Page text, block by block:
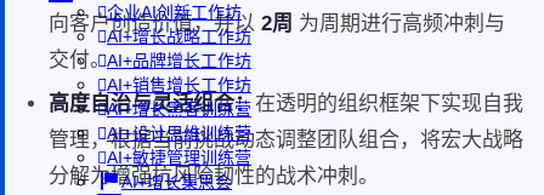
企业AI创新工作坊
AI+增长战略工作坊
AI+品牌增长工作坊
AI+销售增长工作坊
AI+增长黑客训练营
AI+设计思维训练营
AI+敏捷管理训练营
AI+增长集思会
向客户创造价值，并以 2周 为周期进行高频冲刺与
交付。
高度自治与灵活组合：在透明的组织框架下实现自我
管理，根据当前挑战动态调整团队组合，将宏大战略
分解为增强抗风险韧性的战术冲刺。